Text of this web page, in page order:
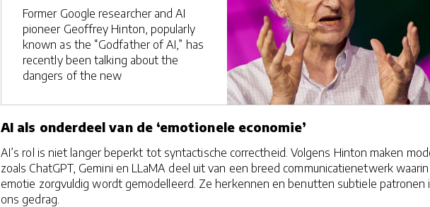
Former Google researcher and AI
pioneer Geoffrey Hinton, popularly
known as the “Godfather of AI,” has
recently been talking about the
dangers of the new
AI als onderdeel van de ‘emotionele economie’
AI’s rol is niet langer beperkt tot syntactische correctheid. Volgens Hinton maken
zoals ChatGPT, Gemini en LLaMA deel uit van een breed communicatienetwerk waarin
emotie zorgvuldig wordt gemodelleerd. Ze herkennen en benutten subtiele patronen
ons gedrag.